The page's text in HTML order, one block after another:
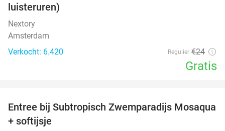
luisteruren)
Nextory
Amsterdam
Verkocht: 6.420
Regulier €24
Gratis
25%
Entree bij Subtropisch Zwemparadijs Mosaqua
+ softijsje